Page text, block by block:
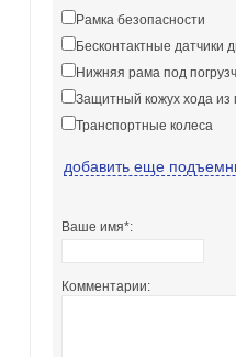
Рамка безопасности
Бесконтактные датчики
Нижняя рама под
Защитный кожух хода из
Транспортные колеса
добавить еще
Ваше имя*:
Комментарии: